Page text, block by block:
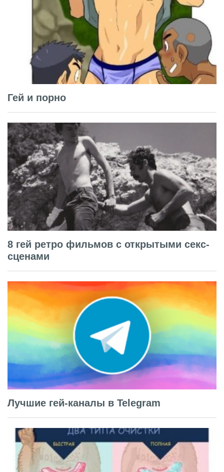
Гей и порно
8 гей ретро фильмов с открытыми секс-
сценами
Лучшие гей-каналы в Telegram